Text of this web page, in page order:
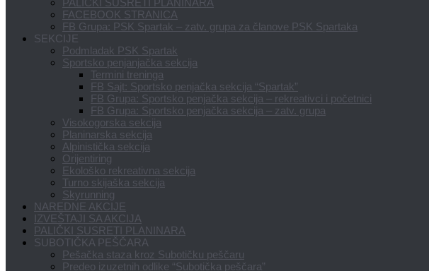
PALIČKI SUSRETI PLANINARA
FACEBOOK STRANICA
FB Grupa: PSK Spartak – zatv. grupa za članove PSK Spartaka
SEKCIJE
Podmladak PSK Spartak
Sportsko penjanjačka sekcija
Termini treninga
FB Sajt: Sportsko penjačka sekcija “Spartak”
FB Grupa: Sportsko penjačka sekcija – rekreativci i početnici
FB Grupa: Sportsko penjačka sekcija – zatv. grupa
Visokogorska sekcija
Planinarska sekcija
Alpinistička sekcija
Orijentiring
Ekološko rekreativna sekcija
Turno skijaška sekcija
Skyrunning
NAREDNE AKCIJE
IZVEŠTAJI SA AKCIJA
PALIČKI SUSRETI PLANINARA
SUBOTIČKA PEŠČARA
Pešačka staza kroz Subotičku peščaru
Predeo izuzetnih odlike “Subotička peščara”